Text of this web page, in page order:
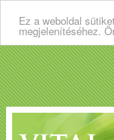
Ez a weboldal
megjelenítéséhez.